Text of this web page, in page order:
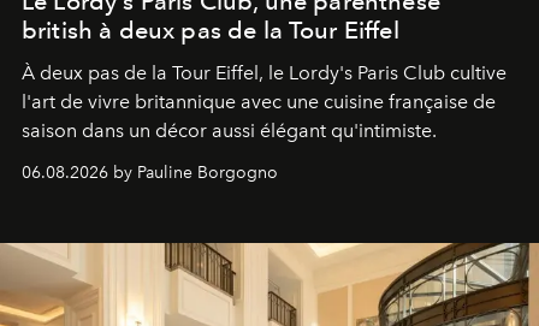
british à deux pas de la Tour Eiffel
À deux pas de la Tour Eiffel, le Lordy's Paris Club cultive
l'art de vivre britannique avec une cuisine française de
saison dans un décor aussi élégant qu'intimiste.
06.08.2026 by Pauline Borgogno